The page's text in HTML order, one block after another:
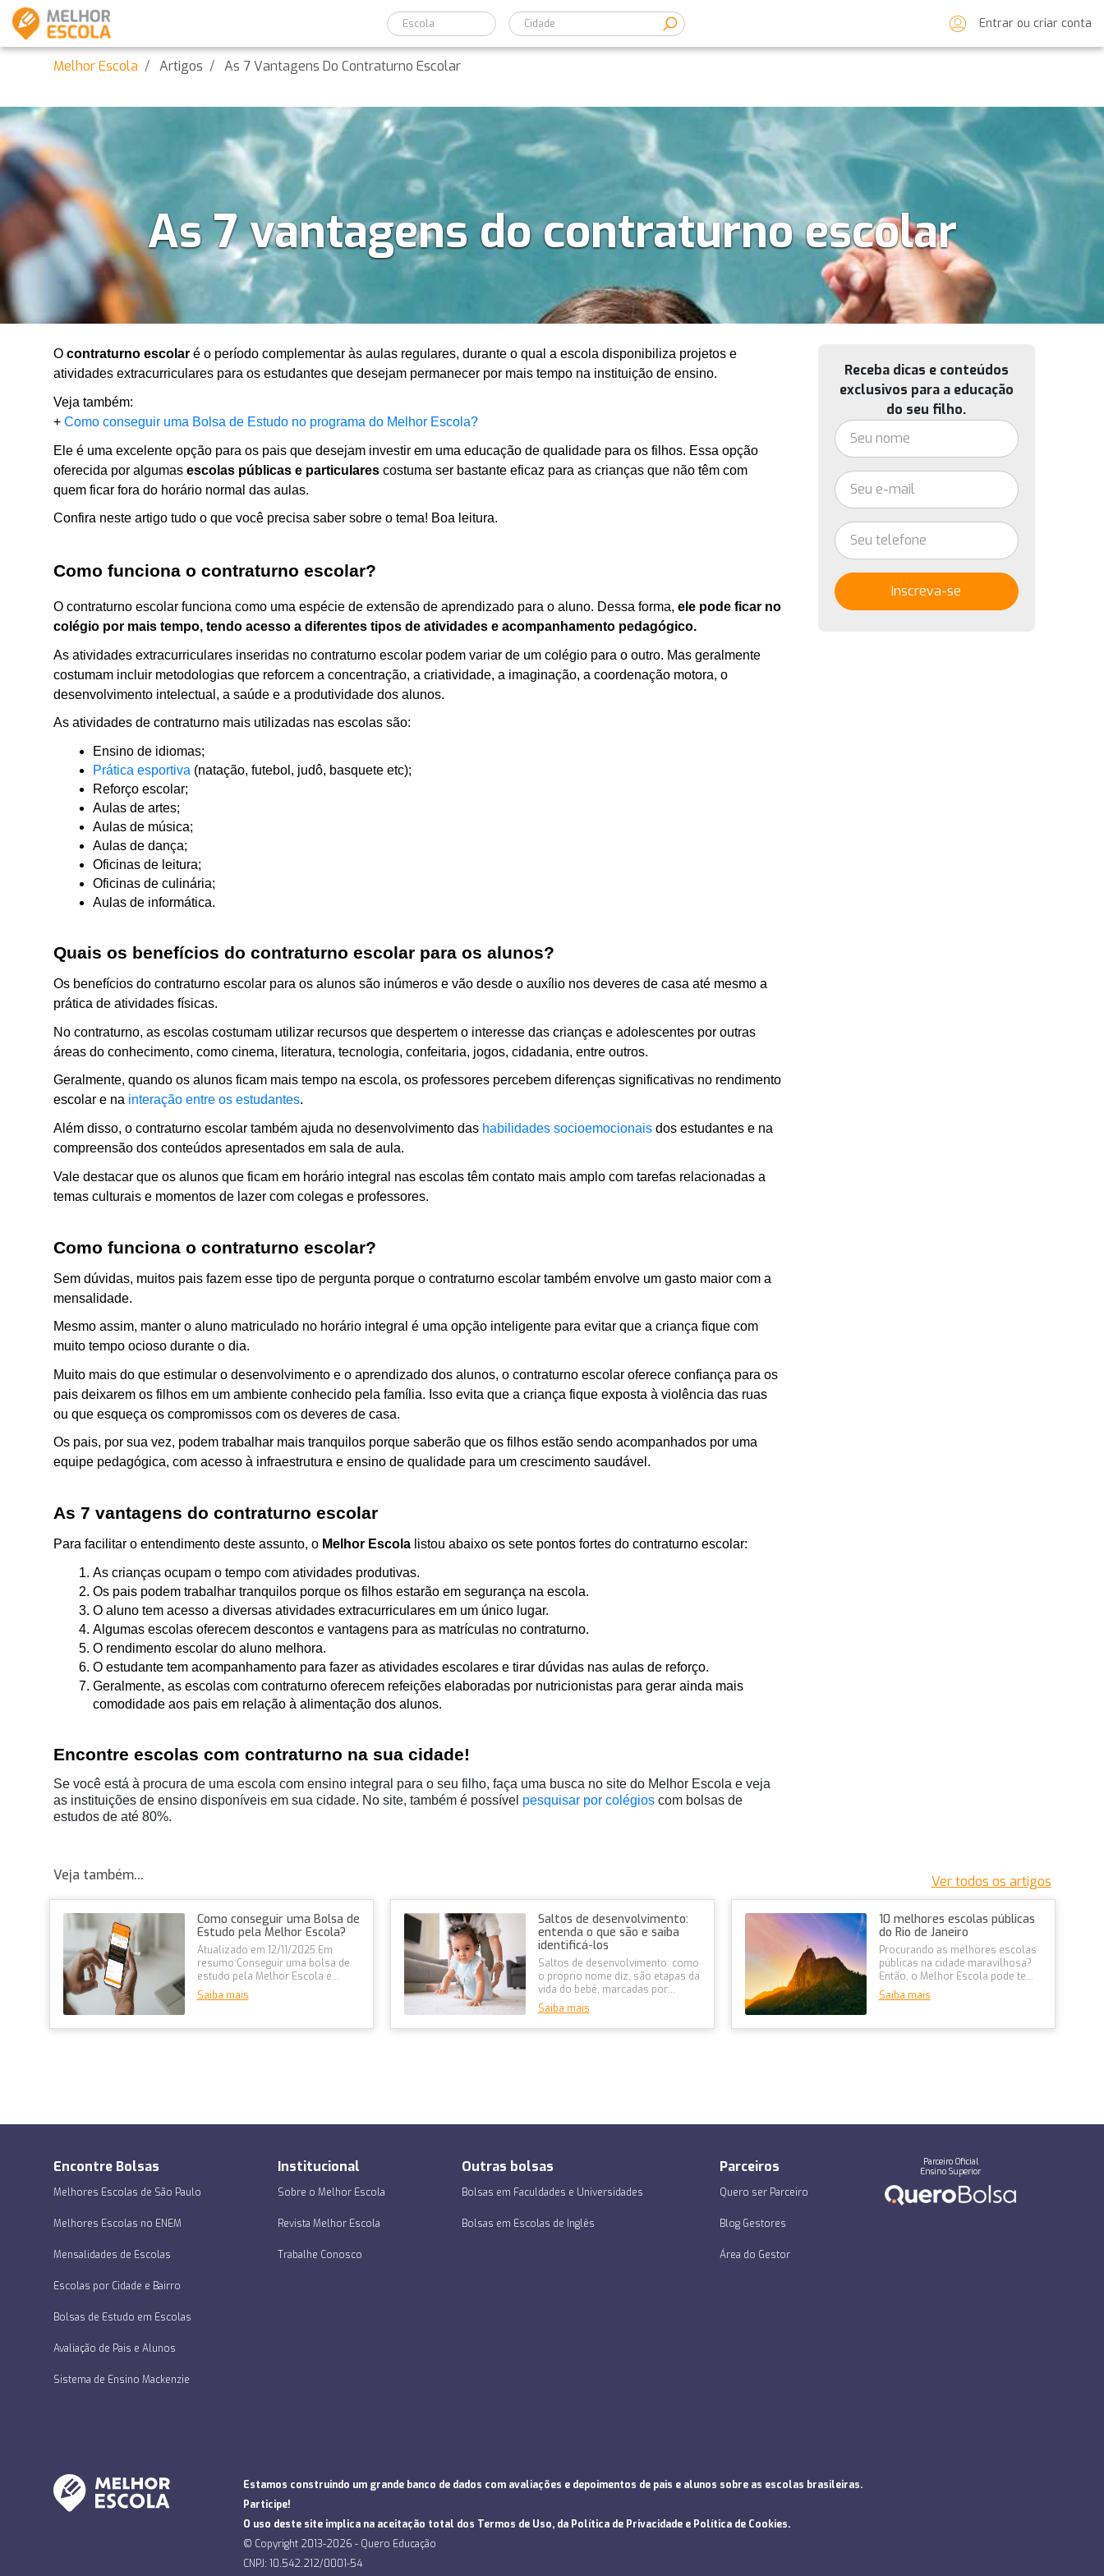
Escola Entrar ou criar conta
Melhor Escola Artigos As 7 Vantagens Do Contraturno Escolar
As 7 vantagens do contraturno escolar
Receba dicas e conteúdos
exclusivos para a educação
do seu filho.
Inscreva-se
O contraturno escolar é o período complementar às aulas regulares, durante o qual a escola disponibiliza projetos e
atividades extracurriculares para os estudantes que desejam permanecer por mais tempo na instituição de ensino.
Veja também:
+ Como conseguir uma Bolsa de Estudo no programa do Melhor Escola?
Ele é uma excelente opção para os pais que desejam investir em uma educação de qualidade para os filhos. Essa opção
oferecida por algumas escolas públicas e particulares costuma ser bastante eficaz para as crianças que não têm com
quem ficar fora do horário normal das aulas.
Confira neste artigo tudo o que você precisa saber sobre o tema! Boa leitura.
Como funciona o contraturno escolar?
O contraturno escolar funciona como uma espécie de extensão de aprendizado para o aluno. Dessa forma, ele pode ficar no
colégio por mais tempo, tendo acesso a diferentes tipos de atividades e acompanhamento pedagógico.
As atividades extracurriculares inseridas no contraturno escolar podem variar de um colégio para o outro. Mas geralmente
costumam incluir metodologias que reforcem a concentração, a criatividade, a imaginação, a coordenação motora, o
desenvolvimento intelectual, a saúde e a produtividade dos alunos.
As atividades de contraturno mais utilizadas nas escolas são:
Ensino de idiomas;
Prática esportiva (natação, futebol, judô, basquete etc);
Reforço escolar;
Aulas de artes;
Aulas de música;
Aulas de dança;
Oficinas de leitura;
Oficinas de culinária;
Aulas de informática.
Quais os benefícios do contraturno escolar para os alunos?
Os benefícios do contraturno escolar para os alunos são inúmeros e vão desde o auxílio nos deveres de casa até mesmo a
prática de atividades físicas.
No contraturno, as escolas costumam utilizar recursos que despertem o interesse das crianças e adolescentes por outras
áreas do conhecimento, como cinema, literatura, tecnologia, confeitaria, jogos, cidadania, entre outros.
Geralmente, quando os alunos ficam mais tempo na escola, os professores percebem diferenças significativas no rendimento
escolar e na interação entre os estudantes.
Além disso, o contraturno escolar também ajuda no desenvolvimento das habilidades socioemocionais dos estudantes e na
compreensão dos conteúdos apresentados em sala de aula.
Vale destacar que os alunos que ficam em horário integral nas escolas têm contato mais amplo com tarefas relacionadas a
temas culturais e momentos de lazer com colegas e professores.
Como funciona o contraturno escolar?
Sem dúvidas, muitos pais fazem esse tipo de pergunta porque o contraturno escolar também envolve um gasto maior com a
mensalidade.
Mesmo assim, manter o aluno matriculado no horário integral é uma opção inteligente para evitar que a criança fique com
muito tempo ocioso durante o dia.
Muito mais do que estimular o desenvolvimento e o aprendizado dos alunos, o contraturno escolar oferece confiança para os
pais deixarem os filhos em um ambiente conhecido pela família. Isso evita que a criança fique exposta à violência das ruas
ou que esqueça os compromissos com os deveres de casa.
Os pais, por sua vez, podem trabalhar mais tranquilos porque saberão que os filhos estão sendo acompanhados por uma
equipe pedagógica, com acesso à infraestrutura e ensino de qualidade para um crescimento saudável.
As 7 vantagens do contraturno escolar
Para facilitar o entendimento deste assunto, o Melhor Escola listou abaixo os sete pontos fortes do contraturno escolar:
As crianças ocupam o tempo com atividades produtivas.
Os pais podem trabalhar tranquilos porque os filhos estarão em segurança na escola.
O aluno tem acesso a diversas atividades extracurriculares em um único lugar.
Algumas escolas oferecem descontos e vantagens para as matrículas no contraturno.
O rendimento escolar do aluno melhora.
O estudante tem acompanhamento para fazer as atividades escolares e tirar dúvidas nas aulas de reforço.
Geralmente, as escolas com contraturno oferecem refeições elaboradas por nutricionistas para gerar ainda mais
comodidade aos pais em relação à alimentação dos alunos.
Encontre escolas com contraturno na sua cidade!
Se você está à procura de uma escola com ensino integral para o seu filho, faça uma busca no site do Melhor Escola e veja
as instituições de ensino disponíveis em sua cidade. No site, também é possível pesquisar por colégios com bolsas de
estudos de até 80%.
Veja também...
Como conseguir uma Bolsa de
Estudo pela Melhor Escola?
Atualizado em 12/11/2025.Em
resumo:Conseguir uma bolsa de
estudo pela Melhor Escola é
simples e 100% online, com
descontos de...
Saiba mais
Saltos de desenvolvimento:
entenda o que são e saiba
identificá-los
Saltos de desenvolvimento: como
o próprio nome diz, são etapas da
vida do bebê, marcadas por
mudanças no comportamento e
pelo...
Saiba mais
10 melhores escolas públicas
do Rio de Janeiro
Procurando as melhores escolas
públicas na cidade maravilhosa?
Então, o Melhor Escola pode te
ajudar!Encontre bolsas de 80%
p...
Saiba mais
Ver todos os artigos
Encontre Bolsas
Melhores Escolas de São Paulo
Melhores Escolas no ENEM
Mensalidades de Escolas
Escolas por Cidade e Bairro
Bolsas de Estudo em Escolas
Avaliação de Pais e Alunos
Sistema de Ensino Mackenzie
Institucional
Sobre o Melhor Escola
Revista Melhor Escola
Trabalhe Conosco
Outras bolsas
Bolsas em Faculdades e Universidades
Bolsas em Escolas de Inglês
Parceiros
Quero ser Parceiro
Blog Gestores
Área do Gestor
Parceiro Oficial
Ensino Superior
Estamos construindo um grande banco de dados com avaliações e depoimentos de pais e alunos sobre as escolas brasileiras.
Participe!
O uso deste site implica na aceitação total dos Termos de Uso, da Política de Privacidade e Política de Cookies.
© Copyright 2013-2026 - Quero Educação
CNPJ: 10.542.212/0001-54